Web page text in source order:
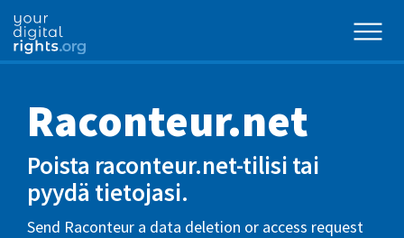
Raconteur.net
Poista raconteur.net-tilisi tai
pyydä tietojasi.
Send Raconteur a data deletion or access request